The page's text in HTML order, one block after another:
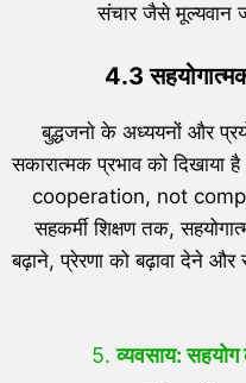
संचार जैसे मूल्यवान
4.3
बुद्धजनो के अध्ययनों और
सकारात्मक प्रभाव को
cooperation, not
सहकर्मी शिक्षण तक,
बढ़ाने, प्रेरणा को बढ़ावा देने और
5.व्यवसाय: